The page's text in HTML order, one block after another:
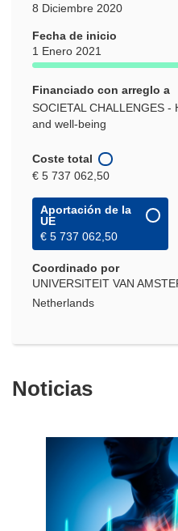
8 Diciembre 2020
Fecha de inicio
1 Enero 2021
Financiado con arreglo a
SOCIETAL CHALLENGES
and well-being
Coste total
€ 5 737 062,50
Aportación de la
UE
€ 5 737 062,50
Coordinado por
UNIVERSITEIT VAN
Netherlands
Noticias